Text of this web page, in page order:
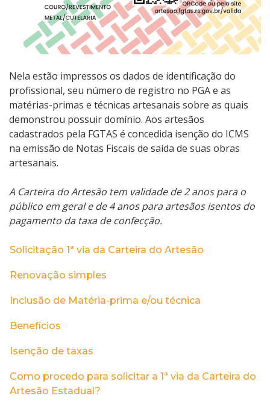
Nela estão impressos os dados de identificação do
profissional, seu número de registro no PGA e as
matérias-primas e técnicas artesanais sobre as quais
demonstrou possuir domínio. Aos artesãos
cadastrados pela FGTAS é concedida isenção do ICMS
na emissão de Notas Fiscais de saída de suas obras
artesanais.
A Carteira do Artesão tem validade de 2 anos para o
público em geral e de 4 anos para artesãos isentos do
pagamento da taxa de confecção.
Solicitação 1ª via da Carteira do Artesão
Renovação simples
Inclusão de Matéria-prima e/ou técnica
Benefícios
Isenção de taxas
Como procedo para solicitar a 1ª via da Carteira do
Artesão Estadual?